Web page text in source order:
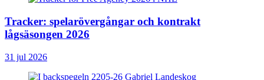
Tracker: spelarövergångar och kontrakt
lågsäsongen 2026
31 jul 2026